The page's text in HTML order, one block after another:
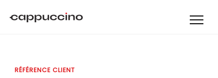
RÉFÉRENCE CLIENT